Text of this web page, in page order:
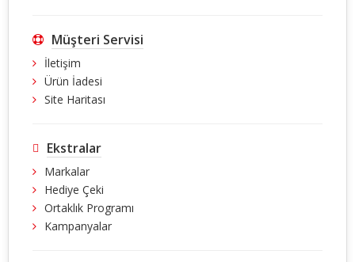
Müşteri Servisi
İletişim
Ürün İadesi
Site Haritası
Ekstralar
Markalar
Hediye Çeki
Ortaklık Programı
Kampanyalar